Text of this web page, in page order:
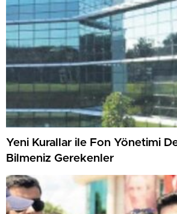
Yeni Kurallar ile Fon Yönetimi
Bilmeniz Gerekenler